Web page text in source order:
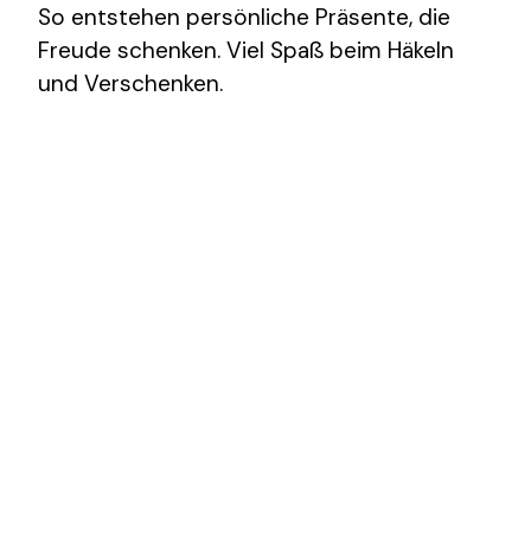
So entstehen persönliche Präsente, die
Freude schenken. Viel Spaß beim Häkeln
und Verschenken.